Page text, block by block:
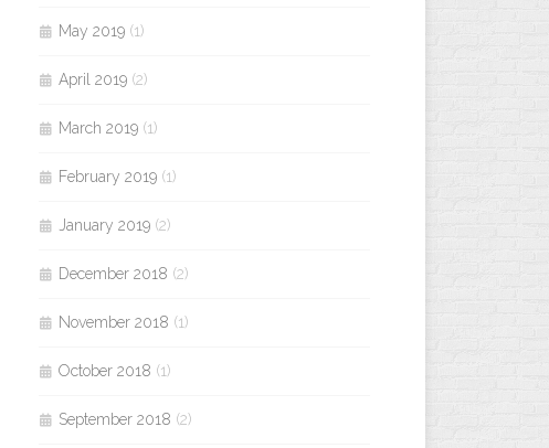
May 2019 (1)
April 2019 (2)
March 2019 (1)
February 2019 (1)
January 2019 (2)
December 2018 (2)
November 2018 (1)
October 2018 (1)
September 2018 (2)